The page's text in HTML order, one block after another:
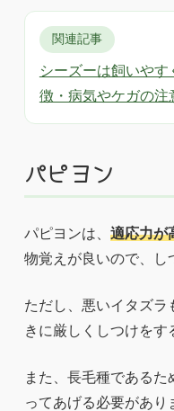
関連記事
シーズーは飼いや
徴・病気やケガの注
パピヨン
パピヨンは、 適応力が
物覚えが良いので、し
ただし、悪いイタズラ
きに厳しくしつけをす
また、長毛種である
ってあげる必要があり